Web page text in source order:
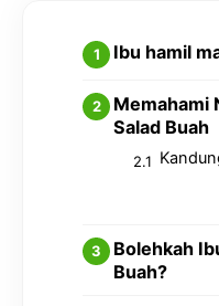
Ibu hamil
Memahami
Salad Buah
Bolehkah
Buah?